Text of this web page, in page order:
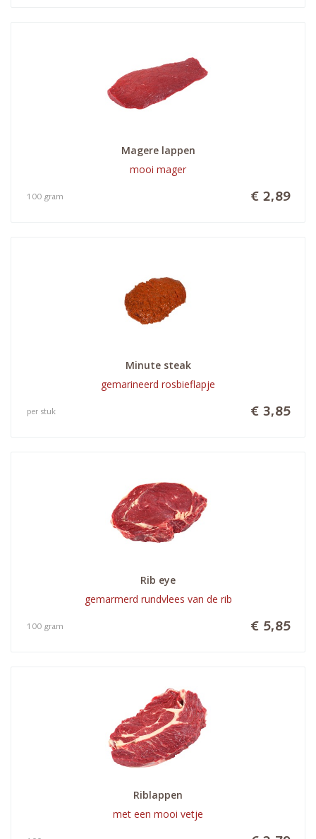
Magere lappen
mooi mager
€ 2,89
100 gram
Minute steak
gemarineerd rosbieflapje
€ 3,85
per stuk
Rib eye
gemarmerd rundvlees van de rib
€ 5,85
100 gram
Riblappen
met een mooi vetje